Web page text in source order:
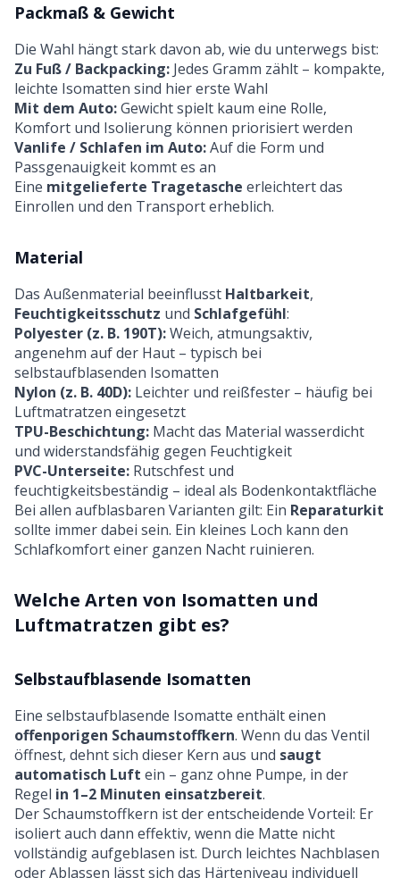
Packmaß & Gewicht
Die Wahl hängt stark davon ab, wie du unterwegs bist:
Zu Fuß / Backpacking: Jedes Gramm zählt – kompakte,
leichte Isomatten sind hier erste Wahl
Mit dem Auto:Gewicht spielt kaum eine Rolle,
Komfort und Isolierung können priorisiert werden
Vanlife / Schlafen im Auto:Auf die Form und
Passgenauigkeit kommt es an
Eine mitgelieferte Tragetasche erleichtert das
Einrollen und den Transport erheblich.
Material
Das Außenmaterial beeinflusst Haltbarkeit,
Feuchtigkeitsschutz und Schlafgefühl:
Polyester (z. B. 190T):Weich, atmungsaktiv,
angenehm auf der Haut – typisch bei
selbstaufblasenden Isomatten
Nylon (z. B. 40D): Leichter und reißfester – häufig bei
Luftmatratzen eingesetzt
TPU-Beschichtung: Macht das Material wasserdicht
und widerstandsfähig gegen Feuchtigkeit
PVC-Unterseite: Rutschfest und
feuchtigkeitsbeständig – ideal als Bodenkontaktfläche
Bei allen aufblasbaren Varianten gilt: Ein Reparaturkit
sollte immer dabei sein. Ein kleines Loch kann den
Schlafkomfort einer ganzen Nacht ruinieren.
Welche Arten von Isomatten und
Luftmatratzen gibt es?
Selbstaufblasende Isomatten
Eine selbstaufblasende Isomatte enthält einen
offenporigen Schaumstoffkern. Wenn du das Ventil
öffnest, dehnt sich dieser Kern aus und saugt
automatisch Luft ein – ganz ohne Pumpe, in der
Regel in 1–2 Minuten einsatzbereit.
Der Schaumstoffkern ist der entscheidende Vorteil: Er
isoliert auch dann effektiv, wenn die Matte nicht
vollständig aufgeblasen ist. Durch leichtes Nachblasen
oder Ablassen lässt sich das Härteniveau individuell